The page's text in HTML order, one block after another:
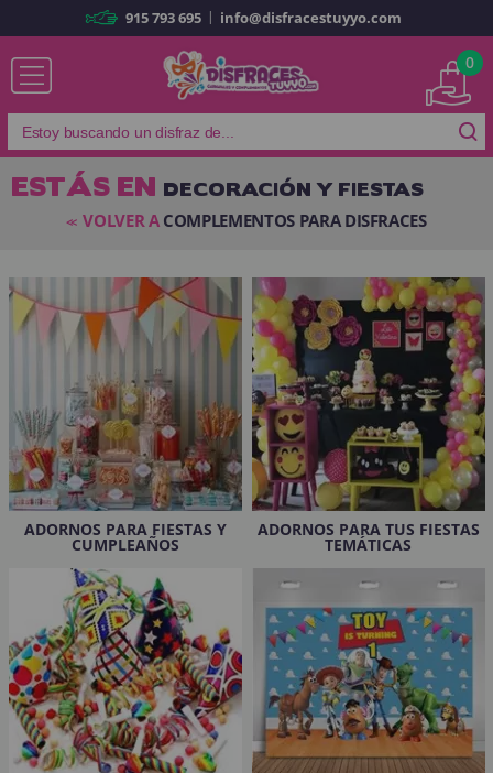
Ya soy cliente
Recordarme ¿Olvidó su contraseña?
Es mi primera vez
Soy nuevo
Al crear una cuenta en disfracestuyyo.com
podrás realizar tus
compras rápidamente en nuestra tienda virtual, revisar el estado de tus
pedidos y consultar tus operaciones anteriores.
¡Adelante! Te estabamos esperando.
CREAR CUENTA
915 793 695 | info@disfracestuyyo.com
0
ESTÁS EN DECORACIÓN Y FIESTAS
<< VOLVER A COMPLEMENTOS PARA DISFRACES
ADORNOS PARA FIESTAS Y
CUMPLEAÑOS
ADORNOS PARA TUS FIESTAS
TEMÁTICAS